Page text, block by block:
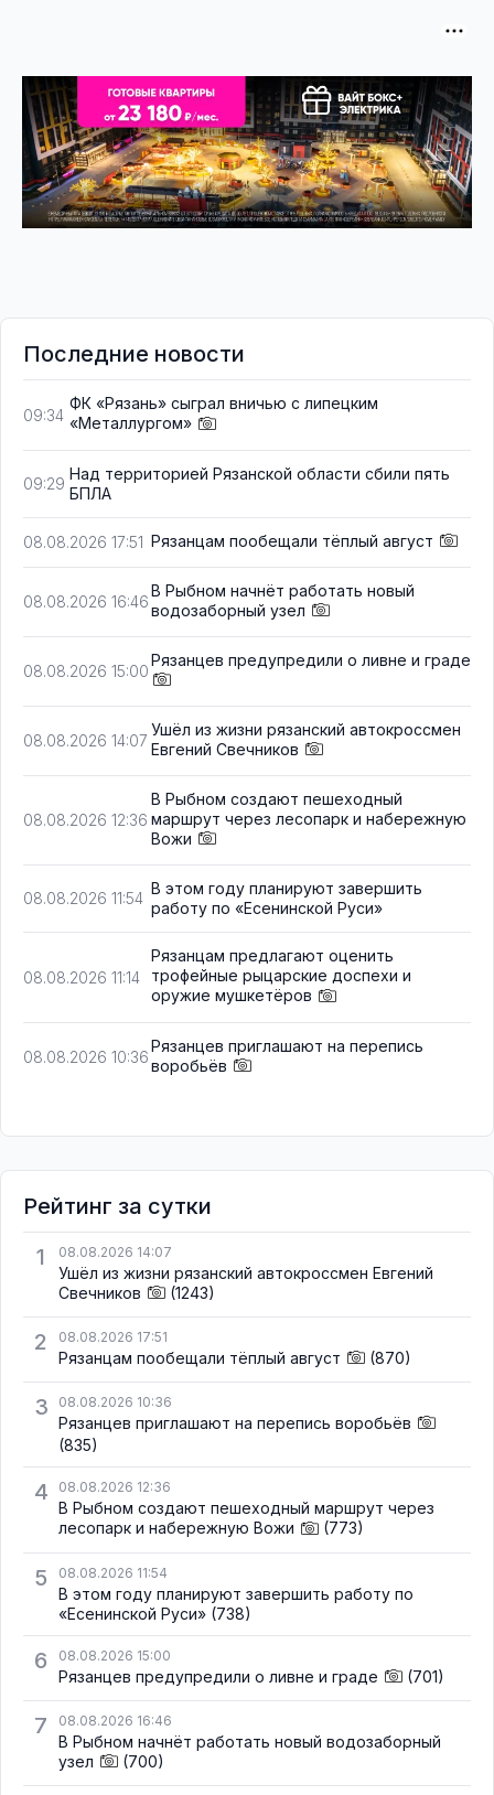
Последние новости
09:34
ФК «Рязань» сыграл вничью с липецким
«Металлургом»
09:29
Над территорией Рязанской области сбили пять
БПЛА
08.08.2026 17:51 Рязанцам пообещали тёплый август
08.08.2026 16:46
В Рыбном начнёт работать новый
водозаборный узел
08.08.2026 15:00
Рязанцев предупредили о ливне и граде
08.08.2026 14:07
Ушёл из жизни рязанский автокроссмен
Евгений Свечников
08.08.2026 12:36
В Рыбном создают пешеходный
маршрут через лесопарк и набережную
Вожи
08.08.2026 11:54
В этом году планируют завершить
работу по «Есенинской Руси»
08.08.2026 11:14
Рязанцам предлагают оценить
трофейные рыцарские доспехи и
оружие мушкетёров
08.08.2026 10:36
Рязанцев приглашают на перепись
воробьёв
Рейтинг за сутки
1
08.08.2026 14:07
Ушёл из жизни рязанский автокроссмен Евгений
Свечников
(1243)
2 08.08.2026 17:51
Рязанцам пообещали тёплый август (870)
3 08.08.2026 10:36
Рязанцев приглашают на перепись воробьёв
(835)
4 08.08.2026 12:36
В Рыбном создают пешеходный маршрут через
лесопарк и набережную Вожи
(773)
5 08.08.2026 11:54
В этом году планируют завершить работу по
«Есенинской Руси» (738)
6 08.08.2026 15:00
Рязанцев предупредили о ливне и граде (701)
7 08.08.2026 16:46
В Рыбном начнёт работать новый водозаборный
узел
(700)